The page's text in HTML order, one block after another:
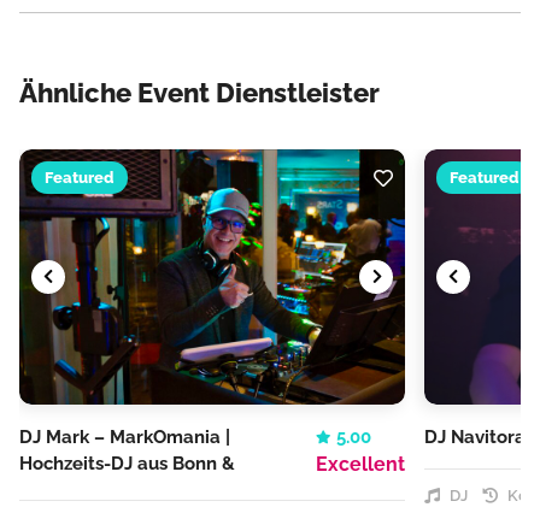
Ähnliche Event Dienstleister
Featured
DJ Mark – MarkOmania |
Hochzeits-DJ aus Bonn &
5.00
Excellent
Featured
DJ Navitora
DJ